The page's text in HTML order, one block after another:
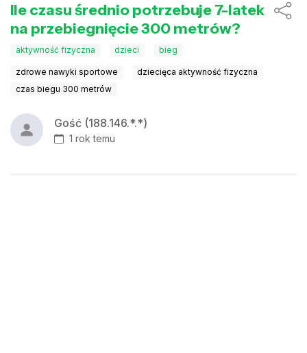
Ile czasu średnio potrzebuje 7-latek
na przebiegnięcie 300 metrów?
aktywność fizyczna dzieci bieg
zdrowe nawyki sportowe
dziecięca aktywność fizyczna
czas biegu 300 metrów
Gość (188.146.*.*)
1 rok temu